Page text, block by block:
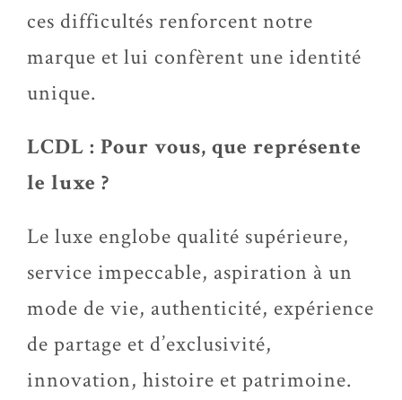
ces difficultés renforcent notre
marque et lui confèrent une identité
unique.
LCDL : Pour vous, que représente
le luxe ?
Le luxe englobe qualité supérieure,
service impeccable, aspiration à un
mode de vie, authenticité, expérience
de partage et d’exclusivité,
innovation, histoire et patrimoine.